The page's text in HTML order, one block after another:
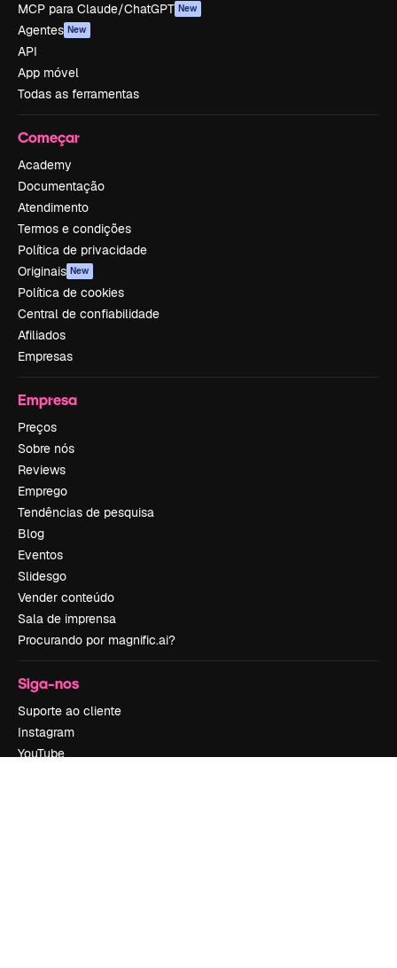
MCP para Claude/ChatGPT New
Agentes New
API
App móvel
Todas as ferramentas
Começar
Academy
Documentação
Atendimento
Termos e condições
Política de privacidade
Originais New
Política de cookies
Central de confiabilidade
Afiliados
Empresas
Empresa
Preços
Sobre nós
Reviews
Emprego
Tendências de pesquisa
Blog
Eventos
Slidesgo
Vender conteúdo
Sala de imprensa
Procurando por magnific.ai?
Siga-nos
Suporte ao cliente
Instagram
YouTube